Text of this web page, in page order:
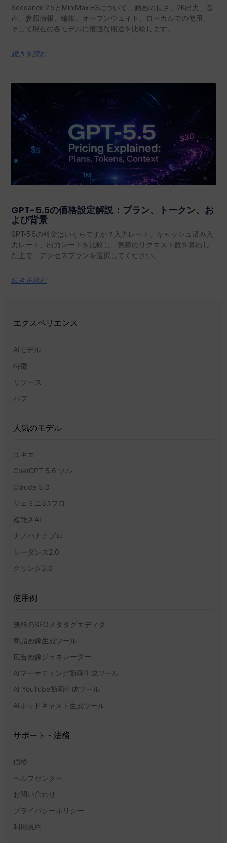
Seedance 2.5とMiniMax H3について、動画の長さ、2K出力、音
声、参照情報、編集、オープンウェイト、ローカルでの使用、
そして現在の各モデルに最適な用途を比較します。.
続きを読む
GPT-5.5の価格設定解説：プラン、トークン、お
よび背景
GPT-5.5の料金はいくらですか？入力レート、キャッシュ済み入
力レート、出力レートを比較し、実際のリクエスト数を算出し
た上で、アクセスプランを選択してください。.
続きを読む
エクスペリエンス
AIモデル
特徴
リソース
ハブ
人気のモデル
ユキエ
ChatGPT 5.6 ソル
Claude 5.0
ジェミニ3.1プロ
複雑さAI
ナノバナナプロ
シーダンス2.0
クリング3.0
使用例
無料のSEOメタタグエディタ
商品画像生成ツール
広告画像ジェネレーター
AIマーケティング動画生成ツール
AI YouTube動画生成ツール
AIポッドキャスト生成ツール
サポート・法務
価格
ヘルプセンター
お問い合わせ
プライバシーポリシー
利用規約